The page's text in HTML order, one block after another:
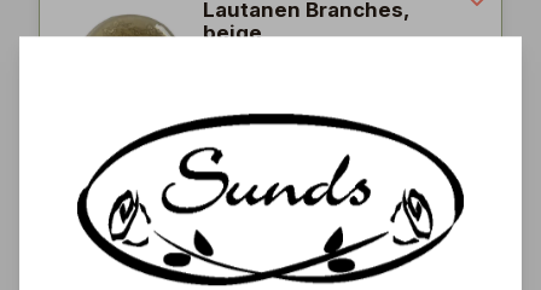
Lautanen Branches,
beige
€
Lautanen Holly Tree,
Ø20,5 cm
Miljögården